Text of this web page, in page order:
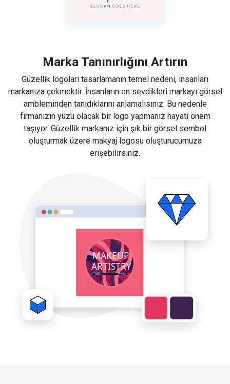
Marka Tanınırlığını Artırın
Güzellik logoları tasarlamanın temel nedeni, insanları
markanıza çekmektir. İnsanların en sevdikleri markayı görsel
ambleminden tanıdıklarını anlamalısınız. Bu nedenle
firmanızın yüzü olacak bir logo yapmanız hayati önem
taşıyor. Güzellik markanız için şık bir görsel sembol
oluşturmak üzere makyaj logosu oluşturucumuza
erişebilirsiniz.